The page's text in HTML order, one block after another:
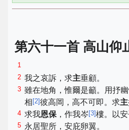
第六十一首 高山仰
1
2 我之哀訴，求主垂顧。
3 雖在地角，惟爾是籲。用抒
相 [2]彼高岡，高不可即。求主
4 求我恩保，作我岑 [3]樓。以安
5 永居聖所，安庇卵翼。